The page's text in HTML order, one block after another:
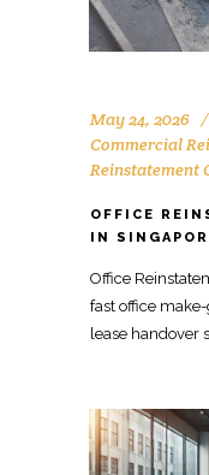
May 24, 2026
Commercial
Reinstatement
OFFICE
IN
Office
fast office
lease handover